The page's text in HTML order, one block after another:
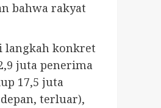
bahwa rakyat
langkah konkret
juta penerima
17,5 juta
terluar),